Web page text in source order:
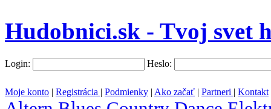
Hudobnici.sk - Tvoj svet
Login: Heslo:
Moje konto | Registrácia | Podmienky | Ako začať | Partneri | Kontakt